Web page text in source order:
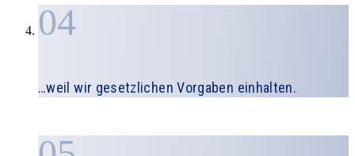
04
…weil wir gesetzlichen Vorgaben einhalten.